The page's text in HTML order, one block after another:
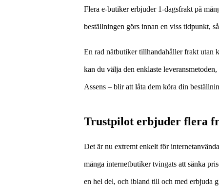
Flera e-butiker erbjuder 1-dagsfrakt på
beställningen görs innan en viss tidpunkt,
En rad nätbutiker tillhandahåller frakt utan
kan du välja den enklaste
Assens – blir att låta dem köra din
Trustpilot erbjuder flera
Det är nu extremt enkelt för
många internetbutiker tvingats att sänka
en hel del, och ibland till och med erbjuda